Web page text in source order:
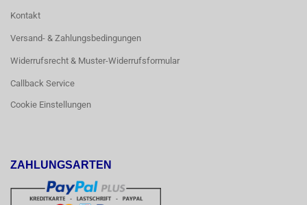
Kontakt
Versand- & Zahlungsbedingungen
Widerrufsrecht & Muster-Widerrufsformular
Callback Service
Cookie Einstellungen
ZAHLUNGSARTEN